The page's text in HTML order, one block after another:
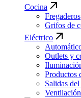
Cocina
Fregaderos
Grifos de
Eléctrico
Outlets y
Productos
Salidas